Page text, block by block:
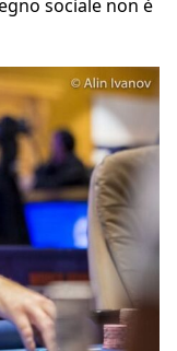
sociale non è